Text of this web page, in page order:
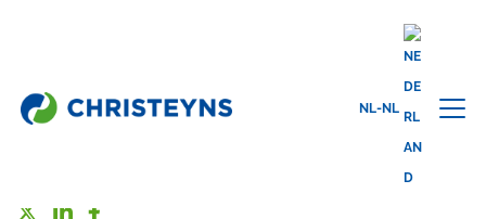
NL-NL